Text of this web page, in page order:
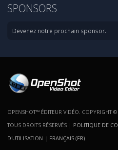
SPONSORS
Devenez notre prochain sponsor.
OPENSHOT™ ÉDITEUR VIDÉO. COPYRIGHT
TOUS DROITS RÉSERVÉS | POLITIQUE DE
D'UTILISATION | FRANÇAIS (FR)